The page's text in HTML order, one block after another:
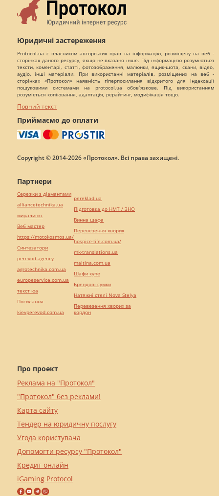
Юридичні застереження
Protocol.ua є власником авторських прав на інформацію, розміщену на веб -
сторінках даного ресурсу, якщо не вказано інше. Під інформацією розуміються
тексти, коментарі, статті, фотозображення, малюнки, ящик-шота, скани, відео,
аудіо, інші матеріали. При використанні матеріалів, розміщених на веб -
сторінках «Протокол» наявність гіперпосилання відкритого для індексації
пошуковими системами на protocol.ua обов`язкове. Під використанням
розуміється копіювання, адаптація, рерайтинг, модифікація тощо.
Повний текст
Приймаємо до оплати
Copyright © 2014-2026 «Протокол». Всі права захищені.
Про проект
Реклама на "Протокол"
"Протокол" без реклами!
Карта сайту
Тендер на юридичну послугу
Угода користувача
Допомогти ресурсу "Протокол"
Кредит онлайн
iGaming Protocol
Партнери
Сережки з діамантами
alliancetechnika.ua
миралинкс
Веб мастер
https://motokosmos.ua/
Синтезатори
perevod.agency
agrotechnika.com.ua
europeservice.com.ua
текст юа
Посилання
kievperevod.com.ua
pereklad.ua
Підготовка до НМТ / ЗНО
Винна шафа
Перевезення хворих
hospice-life.com.ua/
mk-translations.ua
maltina.com.ua
Шафи купе
Брендові сумки
Натяжні стелі Nova Stelya
Перевезення хворих за
кордон